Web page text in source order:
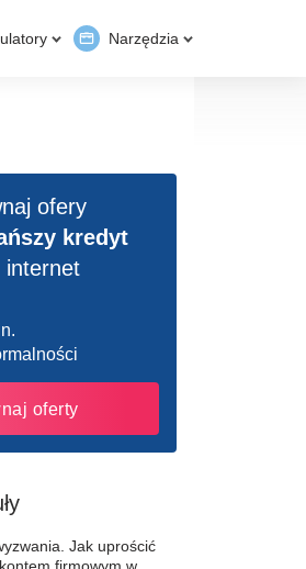
Narzędzia
ofery
kredyt
internet
oferty
Jak uprościć